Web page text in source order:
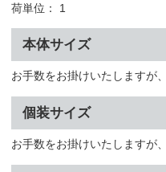
荷単位： 1
本体サイズ
お手数をお掛けいたしますが
個装サイズ
お手数をお掛けいたしますが